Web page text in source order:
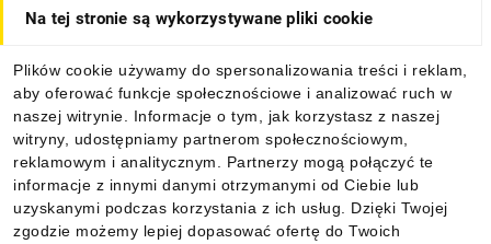
Na tej stronie są wykorzystywane pliki cookie
Plików cookie używamy do spersonalizowania treści i reklam,
aby oferować funkcje społecznościowe i analizować ruch w
naszej witrynie. Informacje o tym, jak korzystasz z naszej
witryny, udostępniamy partnerom społecznościowym,
reklamowym i analitycznym. Partnerzy mogą połączyć te
informacje z innymi danymi otrzymanymi od Ciebie lub
uzyskanymi podczas korzystania z ich usług. Dzięki Twojej
zgodzie możemy lepiej dopasować ofertę do Twoich
Informacje
Pobierz naszą aplikację mobilną: